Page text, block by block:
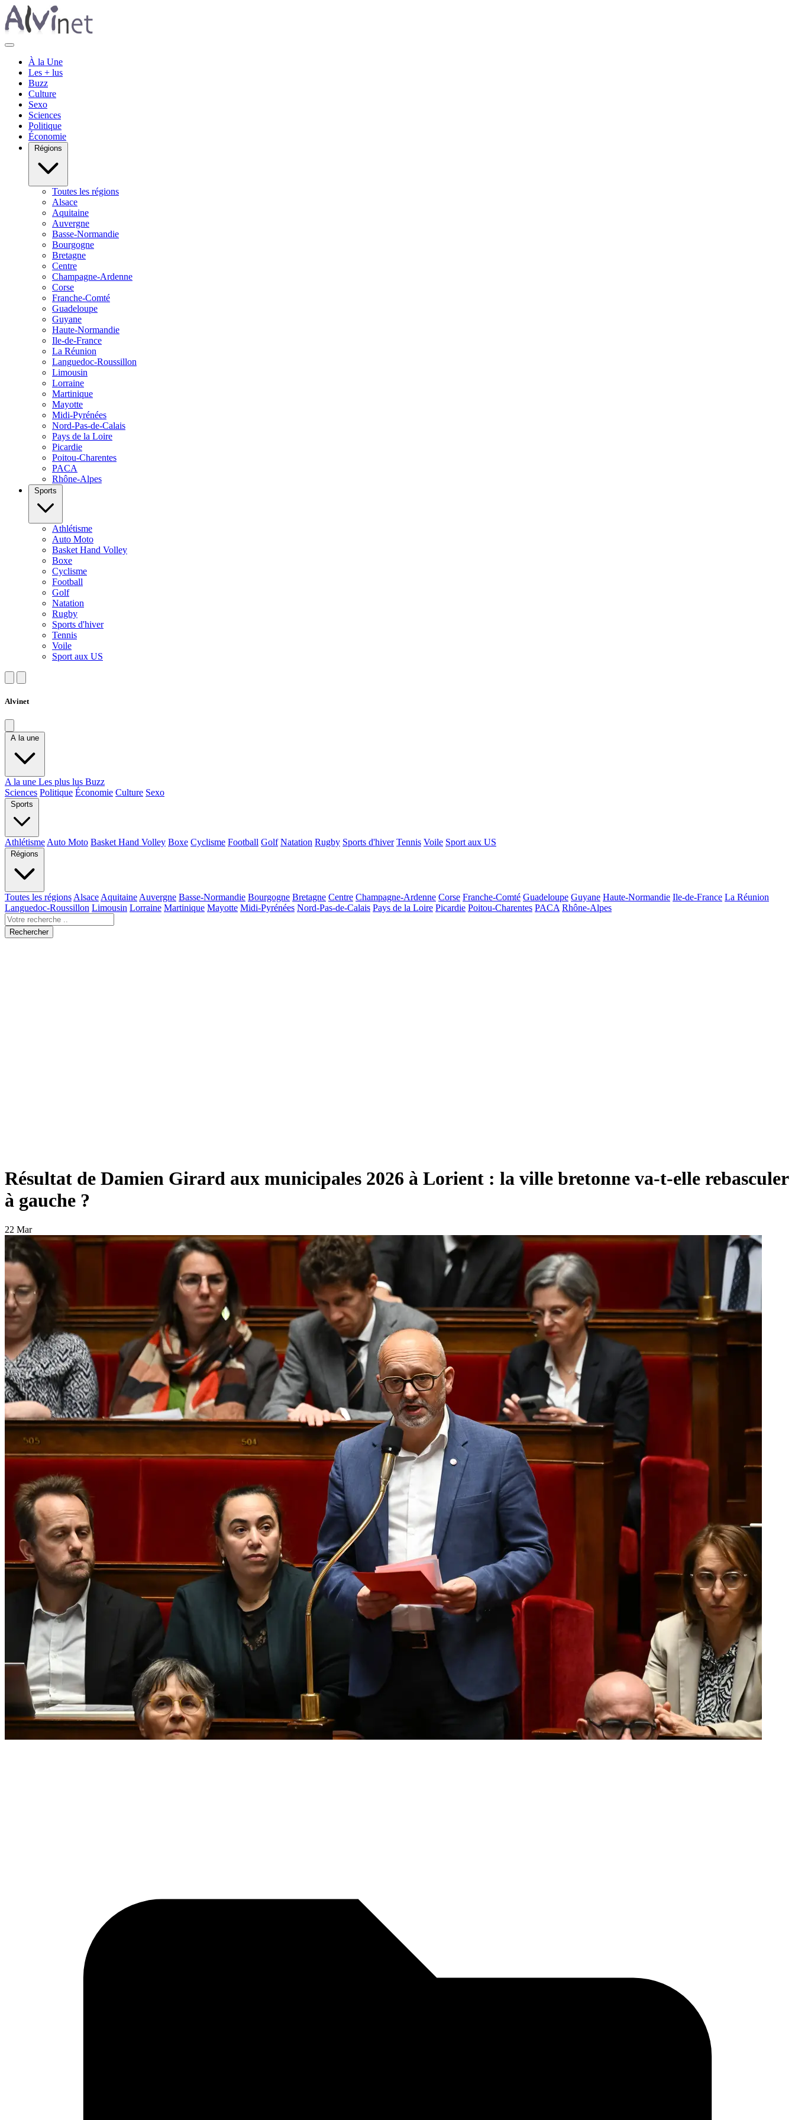
À la Une
Les + lus
Buzz
Culture
Sexo
Sciences
Politique
Économie
Régions
Toutes les régions
Alsace
Aquitaine
Auvergne
Basse-Normandie
Bourgogne
Bretagne
Centre
Champagne-Ardenne
Corse
Franche-Comté
Guadeloupe
Guyane
Haute-Normandie
Ile-de-France
La Réunion
Languedoc-Roussillon
Limousin
Lorraine
Martinique
Mayotte
Midi-Pyrénées
Nord-Pas-de-Calais
Pays de la Loire
Picardie
Poitou-Charentes
PACA
Rhône-Alpes
Sports
Athlétisme
Auto Moto
Basket Hand Volley
Boxe
Cyclisme
Football
Golf
Natation
Rugby
Sports d'hiver
Tennis
Voile
Sport aux US
Alvinet
A la une
A la une Les plus lus Buzz
Sciences Politique Économie Culture Sexo
Sports
Athlétisme Auto Moto Basket Hand Volley Boxe Cyclisme Football Golf Natation Rugby Sports d'hiver Tennis Voile Sport aux US
Régions
Toutes les régions Alsace Aquitaine Auvergne Basse-Normandie Bourgogne Bretagne Centre Champagne-Ardenne Corse Franche-Comté Guadeloupe Guyane Haute-Normandie Ile-de-France La Réunion
Languedoc-Roussillon Limousin Lorraine Martinique Mayotte Midi-Pyrénées Nord-Pas-de-Calais Pays de la Loire Picardie Poitou-Charentes PACA Rhône-Alpes
Rechercher
Résultat de Damien Girard aux municipales 2026 à Lorient : la ville bretonne va-t-elle rebasculer
à gauche ?
22 Mar